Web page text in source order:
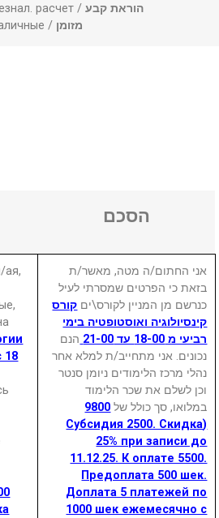
расчет /הוראת קבע
/ מזומן
הסכם
ая,
18
אני החתום/ה מטה, מאשר/ת
בזאת כי הפרטים שמסרתי לעיל
כנרשם מן המניין לקורס\ים קורס
קינסיולוגיה ואוסטופטיה בימי
רביעי מ 18-00 עד 21-00
הנם
נכונים. אני מתחייב/ת למלא אחר
נהלי מרכז הלימודים ניומן סנטר
וכן לשלם את שכר הלימוד
במלואו, סך כולל של 9800
(Субсидия 2500. Скидка
25% при записи до
11.12.25. К оплате 5500.
Предоплата 500 шек.
Доплата 5 платежей по
1000 шек ежемесячно с